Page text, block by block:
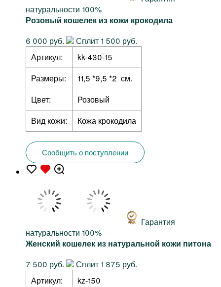
натуральности 100%
Розовый кошелек из кожи крокодила
6 000 руб.
Сплит 1 500 руб.
Артикул:
kk-430-15
Размеры:
11,5 *9,5 *2 см.
Цвет:
Розовый
Вид кожи:
Кожа крокодила
Сообщить о поступлении
Гарантия
натуральности 100%
Женский кошелек из натуральной кожи питона
7 500 руб.
Сплит 1 875 руб.
Артикул:
kz-150